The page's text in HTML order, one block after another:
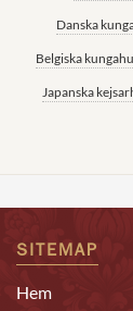
Danska
Belgiska
Japanska
SITEMAP
Hem